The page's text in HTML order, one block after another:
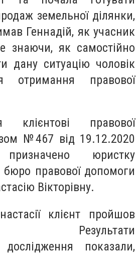
земельної ділянки,
Геннадій, як учасник
знаючи, як самостійно
дану ситуацію чоловік
отримання правової
правової
№467 від 19.12.2020
юристку
правової допомоги
Вікторівну.
клієнт пройшов
Результати
дослідження показали,